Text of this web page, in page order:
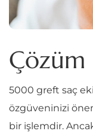
Çözüm
5000 greft saç
özgüveninizi
bir işlemdir.